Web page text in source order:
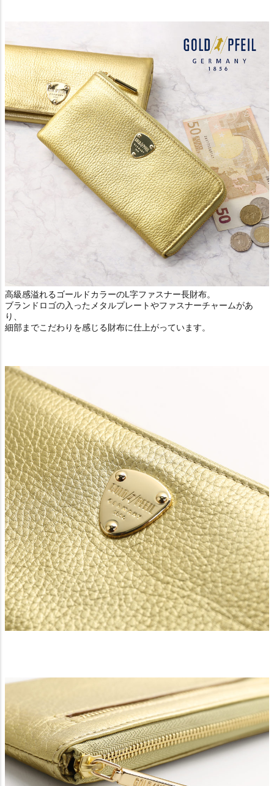
高級感溢れるゴールドカラーのL字ファスナー長財布。
ブランドロゴの入ったメタルプレートやファスナーチャームがあ
り、
細部までこだわりを感じる財布に仕上がっています。